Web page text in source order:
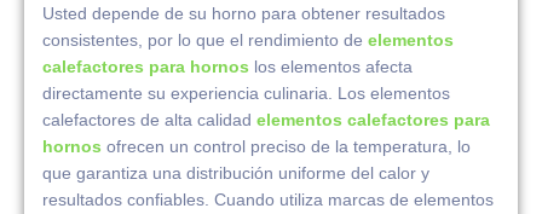
Usted depende de su horno para obtener resultados
consistentes, por lo que el rendimiento de elementos
calefactores para hornos los elementos afecta
directamente su experiencia culinaria. Los elementos
calefactores de alta calidad elementos calefactores para
hornos ofrecen un control preciso de la temperatura, lo
que garantiza una distribución uniforme del calor y
resultados confiables. Cuando utiliza marcas de elementos